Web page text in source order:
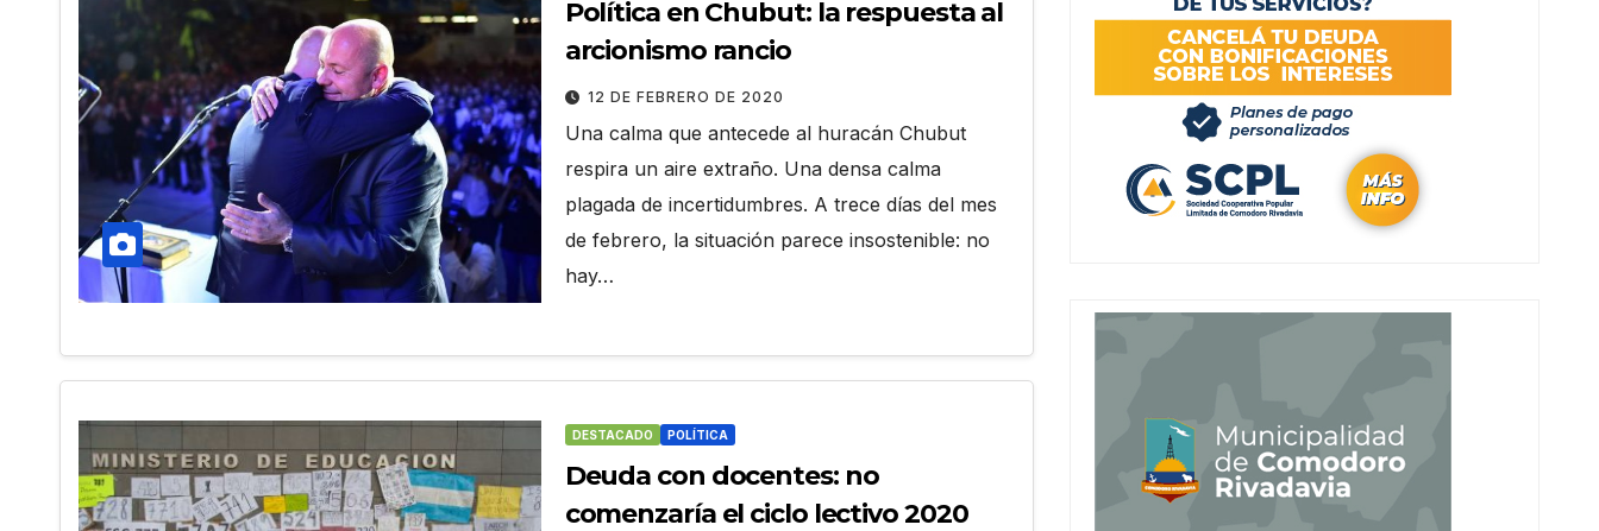
Política en Chubut: la respuesta al
arcionismo rancio
12 DE FEBRERO DE 2020
Una calma que antecede al huracán Chubut
respira un aire extraño. Una densa calma
plagada de incertidumbres. A trece días del mes
de febrero, la situación parece insostenible: no
hay…
DESTACADO POLÍTICA
Deuda con docentes: no
comenzaría el ciclo lectivo 2020